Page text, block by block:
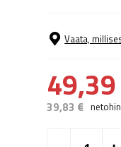
Vaata,
39,83 €